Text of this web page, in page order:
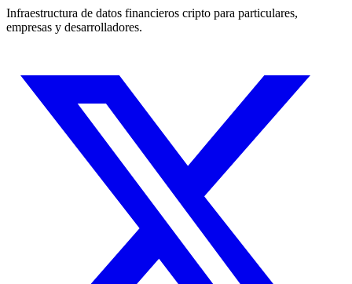
Infraestructura de datos financieros cripto para particulares,
empresas y desarrolladores.